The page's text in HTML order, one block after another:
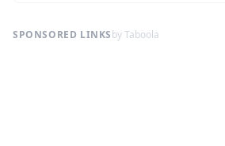
SPONSORED LINKSby Taboola